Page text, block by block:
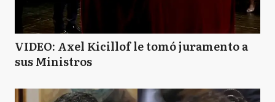
VIDEO: Axel Kicillof le tomó juramento a
sus Ministros